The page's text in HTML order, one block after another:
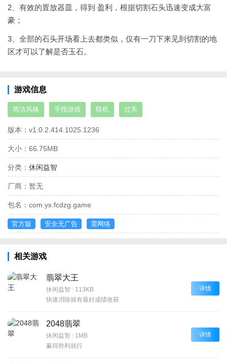
2、有效的置放器皿，得到 盈利，根据切割石头迅速变成大富
豪；
3、全部的石头开场看上去都类似，仅有一刀下来见到切割的地
区才可以了解是否玉石。
游戏信息
简洁风格 手指游戏 联机 过关
版本： v1.0.2.414.1025.1236
大小： 66.75MB
分类： 休闲益智
厂商： 暂无
包名： com.yx.fcdzg.game
官方版 安全无广告 需网络
相关游戏
翡翠大王
休闲益智 | 113KB
快速消除就有最好成绩收获
详情
2048翡翠
休闲益智 | 1MB
赢得胜利就行
详情